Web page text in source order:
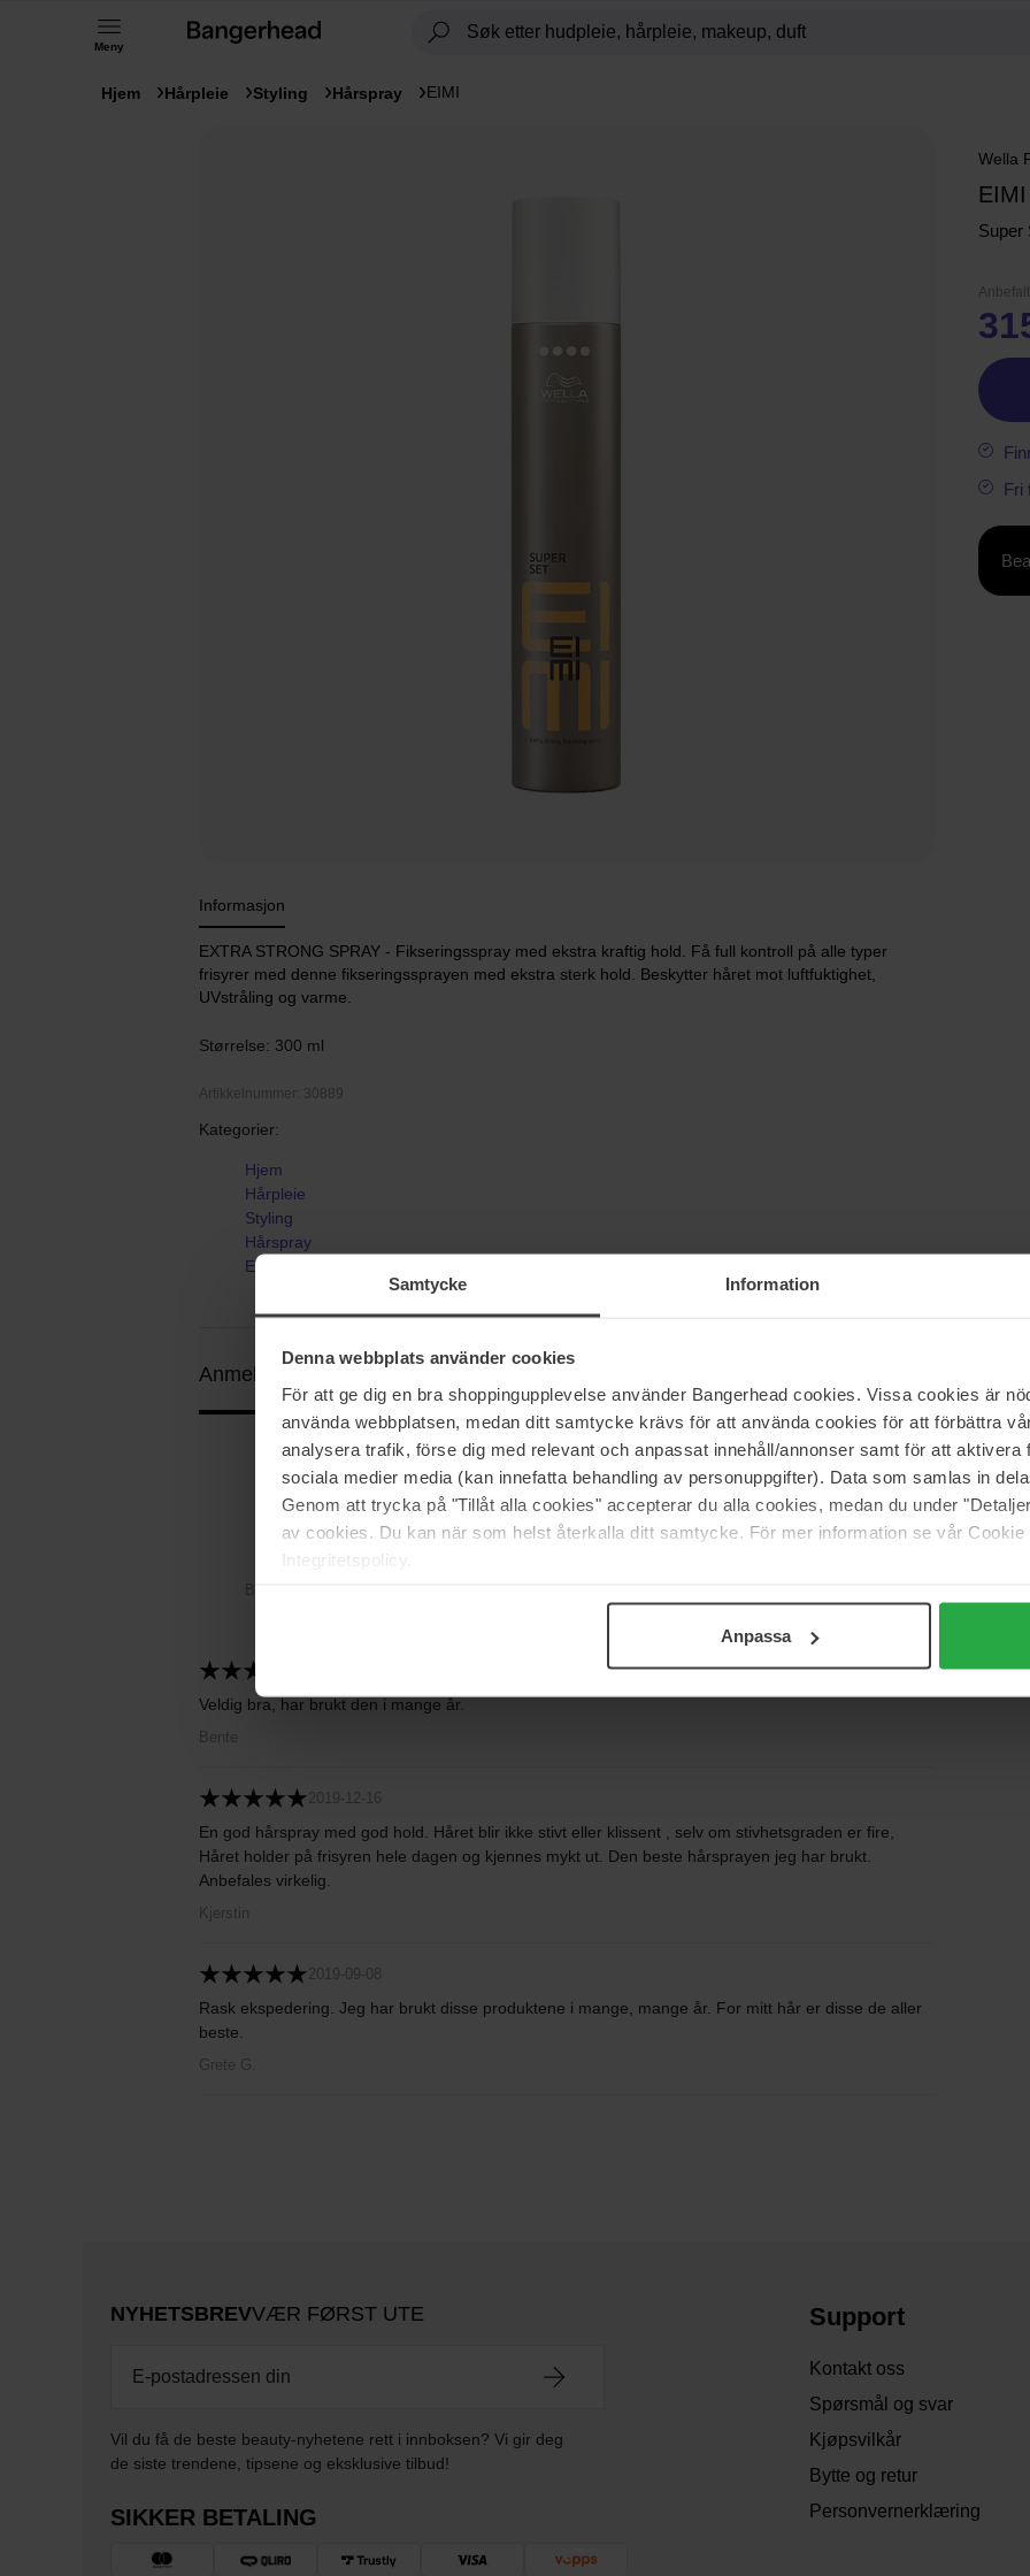
Samtycke Information
Denna webbplats använder cookies
För att ge dig en bra shoppingupplevelse använder Bangerhead cookies. Vissa cookies är
använda webbplatsen, medan ditt samtycke krävs för att använda cookies för att förbättra
analysera trafik, förse dig med relevant och anpassat innehåll/annonser samt för att aktivera
sociala medier media (kan innefatta behandling av personuppgifter). Data som samlas in
Genom att trycka på "Tillåt alla cookies" accepterar du alla cookies, medan du under
av cookies. Du kan när som helst återkalla ditt samtycke. För mer information se vår
Integritetspolicy.
Anpassa
Meny
Hjem Hårpleie Styling Hårspray EIMI
Wella
EIMI
Super
Fri
Informasjon
EXTRA STRONG SPRAY - Fikseringsspray med ekstra kraftig hold. Få full kontroll på alle typer
frisyrer med denne fikseringssprayen med ekstra sterk hold. Beskytter håret mot luftfuktighet,
UVstråling og varme.
Størrelse: 300 ml
Artikkelnummer: 30889
Kategorier:
Hjem
Hårpleie
Styling
Hårspray
EIMI
Anmeldelser (3) Spørsmål og svar (0)
5
4
0%
3
0%
Veldig bra, har brukt den i mange år.
Bente
2019-12-16
En god hårspray med god hold. Håret blir ikke stivt eller klissent , selv om stivhetsgraden er fire,
Håret holder på frisyren hele dagen og kjennes mykt ut. Den beste hårsprayen jeg har brukt.
Anbefales virkelig.
Kjerstin
2019-09-08
Rask ekspedering. Jeg har brukt disse produktene i mange, mange år. For mitt hår er disse de aller
beste.
Grete G.
NYHETSBREVVÆR FØRST UTE
Vil du få de beste beauty-nyhetene rett i innboksen? Vi gir deg
de siste trendene, tipsene og eksklusive tilbud!
SIKKER BETALING
Support
Kontakt oss
Spørsmål og svar
Kjøpsvilkår
Bytte og retur
Personvernerklæring